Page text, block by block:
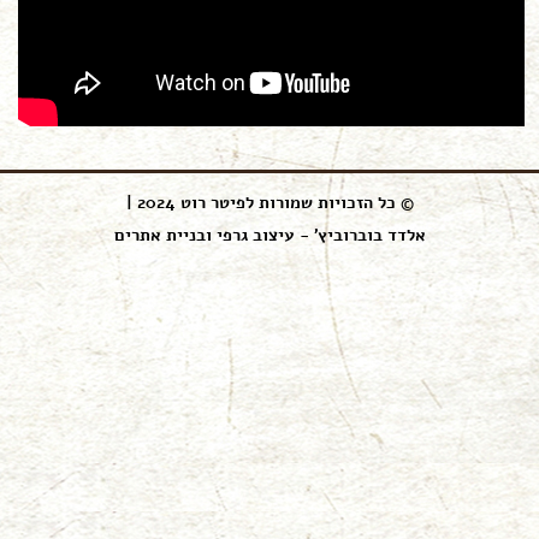
© כל הזכויות שמורות לפיטר רוט 2024 |
אלדד בוברוביץ' - עיצוב גרפי ובניית אתרים